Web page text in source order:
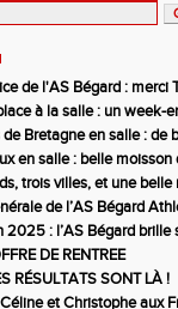
de l'AS Bégard : merci
à la salle : un week-
Bretagne en salle : de
Bégard Athlétisme
en salle : belle moisson
trois villes, et une
!
de l’AS Bégard
2025 : l’AS Bégard brille
DE RENTREE
RÉSULTATS SONT LÀ !
et Christophe aux